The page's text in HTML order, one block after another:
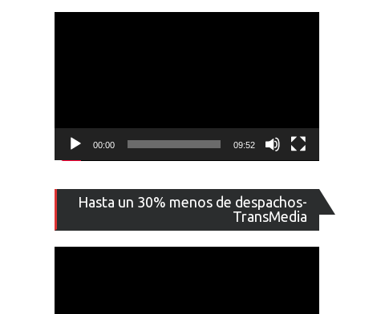
00:00 09:52
Hasta un 30% menos de despachos-
TransMedia
de
vídeo